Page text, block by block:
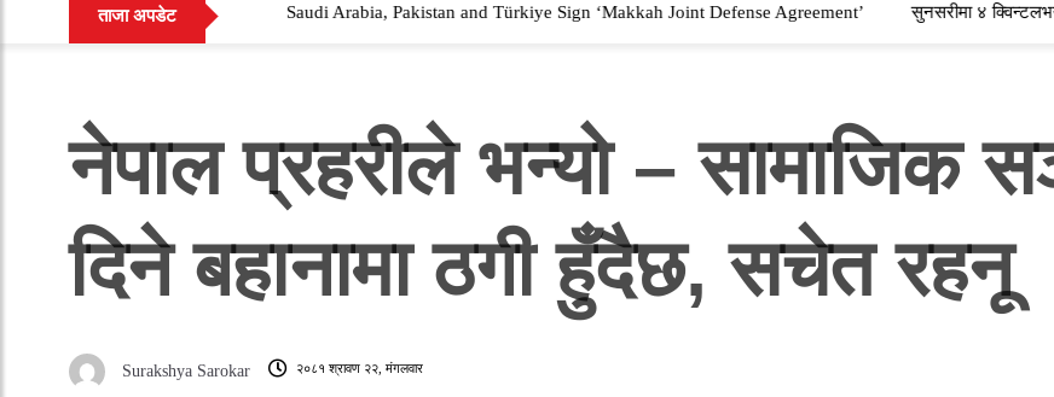
सफलताको कथा अन्य
ताजा अपडेट Saudi Arabia, Pakistan and Türkiye Sign ‘Makkah Joint Defense Agreement’ सुनसरीमा ४ क्विन्टलभन्दा बढी
नेपाल प्रहरीले भन्यो – सामाजिक
दिने बहानामा ठगी हुँदैछ, सचेत रहनू
Surakshya Sarokar २०८१ श्रावण २२, मंगलवार